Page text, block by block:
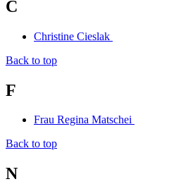
C
Christine Cieslak
Back to top
F
Frau Regina Matschei
Back to top
N